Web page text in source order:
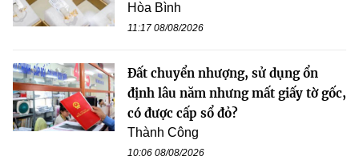
Hòa Bình
11:17 08/08/2026
Đất chuyển nhượng, sử dụng ổn
định lâu năm nhưng mất giấy tờ gốc,
có được cấp sổ đỏ?
Thành Công
10:06 08/08/2026